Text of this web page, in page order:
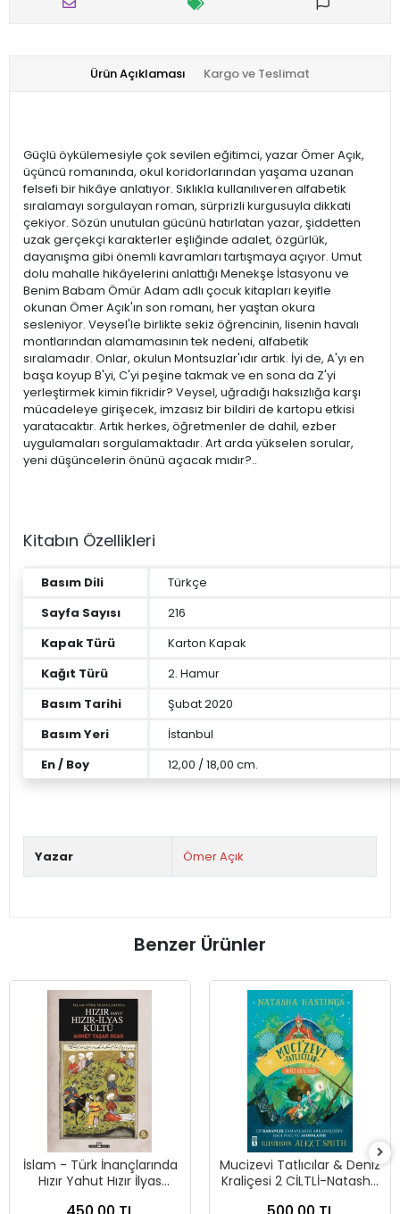
Ürün Açıklaması Kargo ve Teslimat
Güçlü öykülemesiyle çok sevilen eğitimci, yazar Ömer Açık,
üçüncü romanında, okul koridorlarından yaşama uzanan
felsefi bir hikâye anlatıyor. Sıklıkla kullanılıveren alfabetik
sıralamayı sorgulayan roman, sürprizli kurgusuyla dikkati
çekiyor. Sözün unutulan gücünü hatırlatan yazar, şiddetten
uzak gerçekçi karakterler eşliğinde adalet, özgürlük,
dayanışma gibi önemli kavramları tartışmaya açıyor. Umut
dolu mahalle hikâyelerini anlattığı Menekşe İstasyonu ve
Benim Babam Ömür Adam adlı çocuk kitapları keyifle
okunan Ömer Açık'ın son romanı, her yaştan okura
sesleniyor. Veysel'le birlikte sekiz öğrencinin, lisenin havalı
montlarından alamamasının tek nedeni, alfabetik
sıralamadır. Onlar, okulun Montsuzlar'ıdır artık. İyi de, A'yı en
başa koyup B'yi, C'yi peşine takmak ve en sona da Z'yi
yerleştirmek kimin fikridir? Veysel, uğradığı haksızlığa karşı
mücadeleye girişecek, imzasız bir bildiri de kartopu etkisi
yaratacaktır. Artık herkes, öğretmenler de dahil, ezber
uygulamaları sorgulamaktadır. Art arda yükselen sorular,
yeni düşüncelerin önünü açacak mıdır?..
Kitabın Özellikleri
Basım Dili
Türkçe
Sayfa Sayısı
216
Kapak Türü
Karton Kapak
Kağıt Türü
2. Hamur
Basım Tarihi
Şubat 2020
Basım Yeri
İstanbul
En / Boy
12,00 / 18,00 cm.
Yazar Ömer Açık
Benzer Ürünler
İslam - Türk İnançlarında
Hızır Yahut Hızır İlyas
Mucizevi Tatlıcılar & Deniz
Kraliçesi 2 CİLTLİ-Natasha